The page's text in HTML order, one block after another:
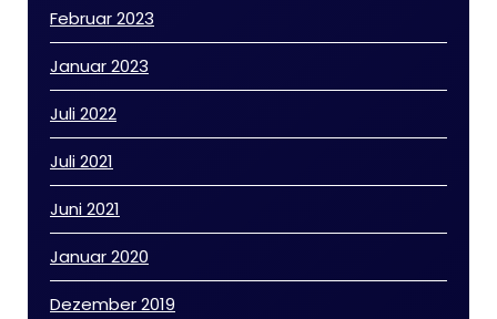
Februar 2023
Januar 2023
Juli 2022
Juli 2021
Juni 2021
Januar 2020
Dezember 2019